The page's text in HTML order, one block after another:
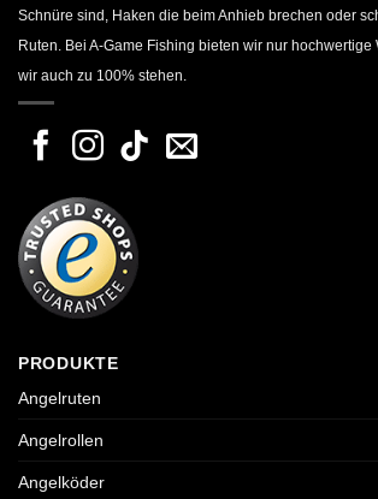
Schnüre sind, Haken die beim Anhieb brechen oder
Ruten. Bei A-Game Fishing bieten wir nur hochwertige
wir auch zu 100% stehen.
PRODUKTE
Angelruten
Angelrollen
Angelköder